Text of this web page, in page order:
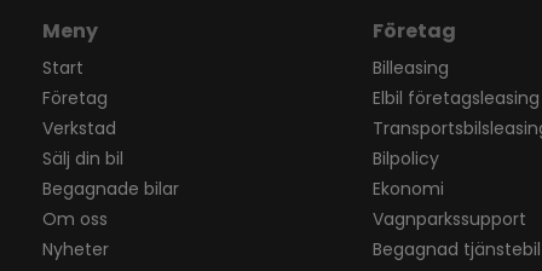
Meny
Start
Företag
Verkstad
Sälj din bil
Begagnade bilar
Om oss
Nyheter
Företag
Billeasing
Elbil företagsleasing
Bilpolicy
Ekonomi
Vagnparkssupport
Begagnad tjänstebil